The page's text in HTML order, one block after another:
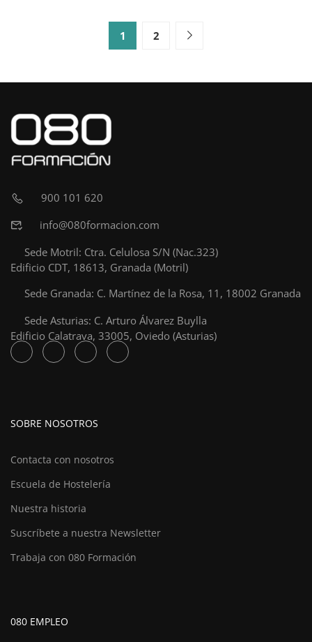
1 2
900 101 620
info@080formacion.com
Sede Motril: Ctra. Celulosa S/N (Nac.323)
Edificio CDT, 18613, Granada (Motril)
Sede Granada: C. Martínez de la Rosa, 11, 18002 Granada
Sede Asturias: C. Arturo Álvarez Buylla
Edificio Calatrava, 33005, Oviedo (Asturias)
SOBRE NOSOTROS
Contacta con nosotros
Escuela de Hostelería
Nuestra historia
Suscríbete a nuestra Newsletter
Trabaja con 080 Formación
080 EMPLEO